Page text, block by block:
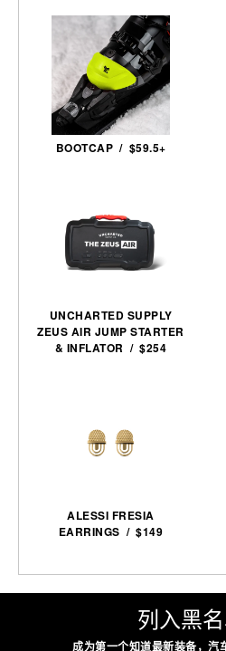
BOOTCAP / $59.5+
UNCHARTED SUPPLY
ZEUS AIR JUMP STARTER
& INFLATOR / $254
ALESSI FRESIA
EARRINGS / $149
列入黑名
成为第一个知道最新装备，汽